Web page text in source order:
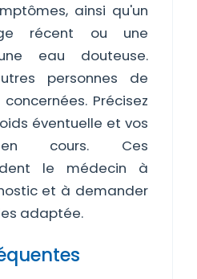
ainsi qu'un
récent ou une
eau douteuse.
personnes de
Précisez
éventuelle et vos
en cours. Ces
le médecin à
et à demander
adaptée.